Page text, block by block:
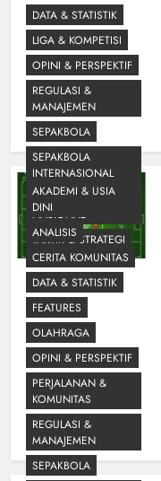
DATA & STATISTIK
LIGA & KOMPETISI
OPINI & PERSPEKTIF
REGULASI &
MANAJEMEN
SEPAKBOLA
SEPAKBOLA
INTERNASIONAL
SEPAKBOLA
NASIONAL
TAKTIK & STRATEGI
AKADEMI & USIA
DINI
ANALISIS
CERITA KOMUNITAS
DATA & STATISTIK
FEATURES
OLAHRAGA
OPINI & PERSPEKTIF
PERJALANAN &
KOMUNITAS
REGULASI &
MANAJEMEN
SEPAKBOLA